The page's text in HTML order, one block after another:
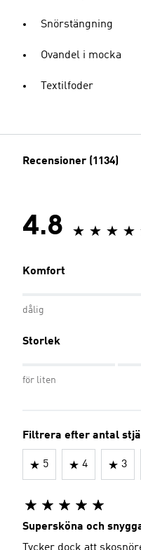
Snörstängning
Ovandel i mocka
Textilfoder
Recensioner (1134)
4.8
Komfort
dålig
Storlek
för liten
Filtrera efter antal
5 4 3
Supersköna och